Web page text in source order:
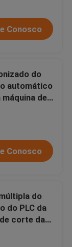
Conosco
do
automático
máquina de
Conosco
do
do PLC da
corte da